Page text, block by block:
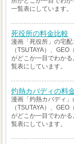
一覧表にしています。
死役所の料金比較
漫画「死役所」の宅
（TSUTAYA）、
がどこか一目でわか
覧表にしています。
灼熱カバディの料
漫画「灼熱カバディ
（TSUTAYA）、
がどこか一目でわか
覧表にしています。